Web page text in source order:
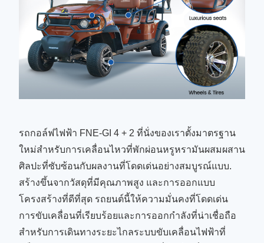
รถกอล์ฟไฟฟ้า FNE-GI 4 + 2 ที่นั่งของเราตั้งมาตรฐาน
ใหม่สําหรับการเคลื่อนไหวที่พักผ่อนหรูหรามันผสมผสาน
ศิลปะที่ซับซ้อนกับผลงานที่โดดเด่นอย่างสมบูรณ์แบบ.
สร้างขึ้นจากวัสดุที่มีคุณภาพสูง และการออกแบบ
โครงสร้างที่ดีที่สุด รถยนต์นี้ให้ความมั่นคงที่โดดเด่น
การขับเคลื่อนที่เรียบร้อยและการออกกําลังที่น่าเชื่อถือ
สําหรับการเดินทางระยะไกลระบบขับเคลื่อนไฟฟ้าที่